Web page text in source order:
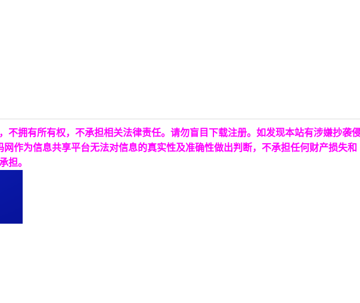
拥有所有权，不承担相关法律责任。请勿盲目下载注册。如发现本站有涉嫌抄袭
作为信息共享平台无法对信息的真实性及准确性做出判断，不承担任何财产损失和
担。